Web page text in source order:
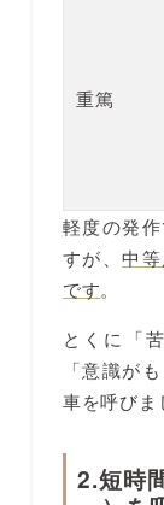
重篤
軽度の発
すが、中
です。
とくに「
「意識が
車を呼びま
2.短時